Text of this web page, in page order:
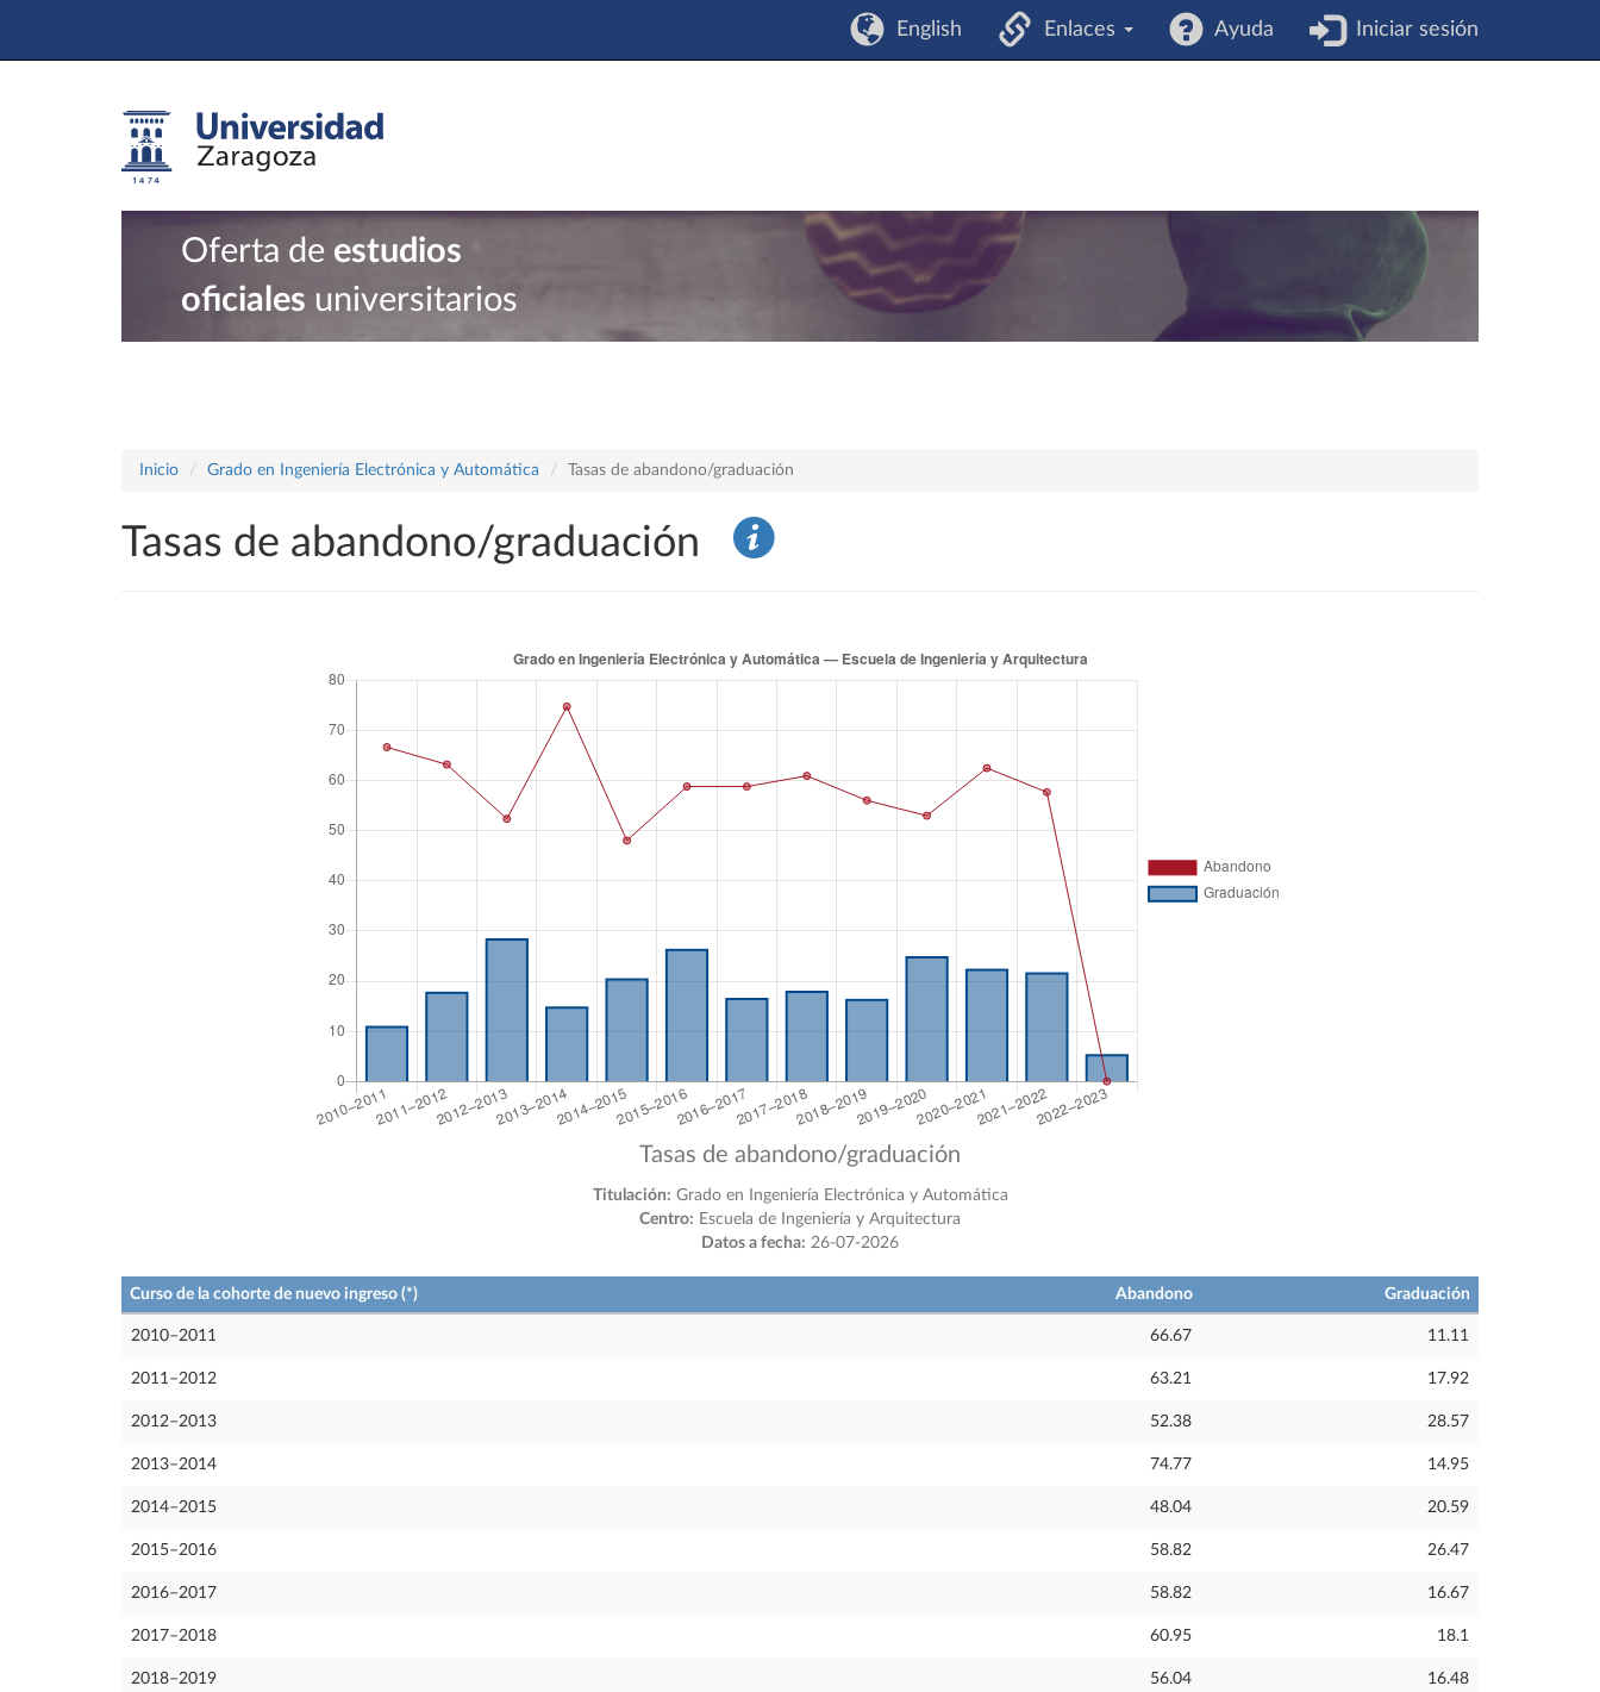
English Enlaces Ayuda Iniciar sesión
Oferta de estudios
oficiales universitarios
Inicio Grado en Ingeniería Electrónica y Automática Tasas de abandono/graduación
Tasas de abandono/graduación
Tasas de abandono/graduación
Titulación: Grado en Ingeniería Electrónica y Automática
Centro: Escuela de Ingeniería y Arquitectura
Datos a fecha: 26-07-2026
Curso de la cohorte de nuevo ingreso (*) Abandono Graduación
2010–2011 66.67 11.11
2011–2012 63.21 17.92
2012–2013 52.38 28.57
2013–2014 74.77 14.95
2014–2015 48.04 20.59
2015–2016 58.82 26.47
2016–2017 58.82 16.67
2017–2018 60.95 18.1
2018–2019 56.04 16.48